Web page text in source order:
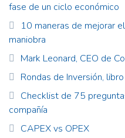
fase de un ciclo económico
10 maneras de mejorar
maniobra
Mark Leonard, CEO de
Rondas de Inversión,
Checklist de 75
compañía
CAPEX vs OPEX